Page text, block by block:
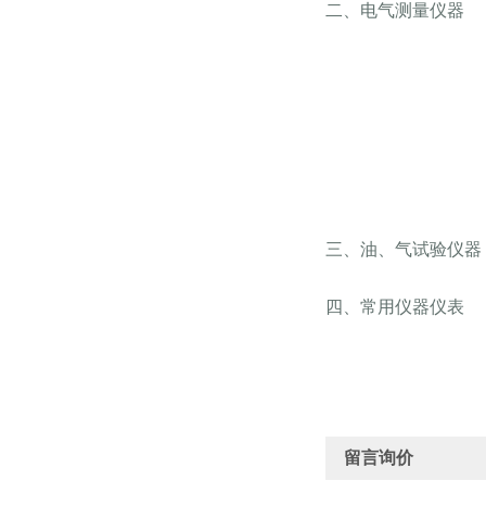
二、电气测量仪器
三、油、气试验仪器
四、常用仪器仪表
留言询价